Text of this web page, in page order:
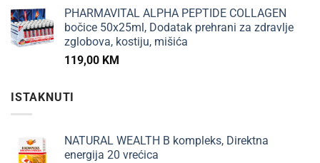
PHARMAVITAL ALPHA PEPTIDE COLLAGEN
bočice 50x25ml, Dodatak prehrani za zdravlje
zglobova, kostiju, mišića
119,00 KM
ISTAKNUTI
NATURAL WEALTH B kompleks, Direktna
energija 20 vrećica